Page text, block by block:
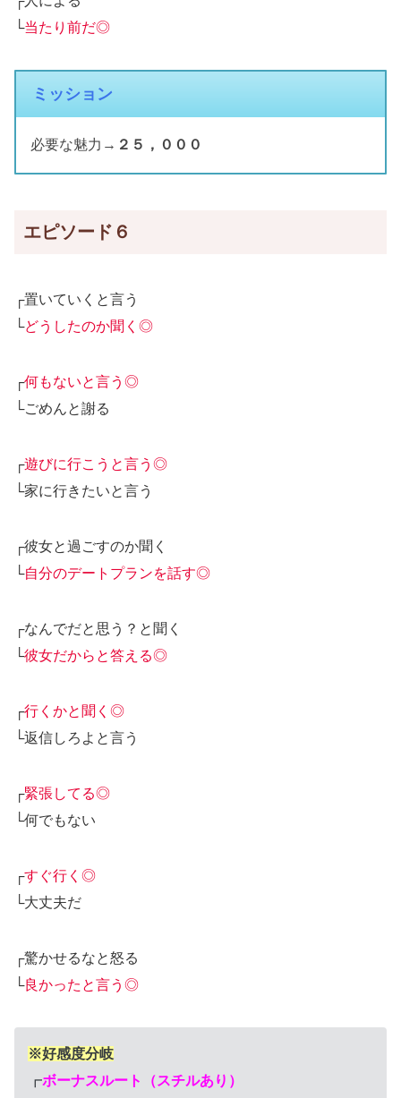
└当たり前だ◎
ミッション
必要な魅力→ ２５，０００
エピソード６
┌置いていくと言う
└どうしたのか聞く◎
┌何もないと言う◎
└ごめんと謝る
┌遊びに行こうと言う◎
└家に行きたいと言う
┌彼女と過ごすのか聞く
└自分のデートプランを話す◎
┌なんでだと思う？と聞く
└彼女だからと答える◎
┌行くかと聞く◎
└返信しろよと言う
┌緊張してる◎
└何でもない
┌すぐ行く◎
└大丈夫だ
┌驚かせるなと怒る
└良かったと言う◎
※好感度分岐
┏ボーナスルート（スチルあり）